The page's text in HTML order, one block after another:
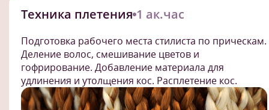
Техника плетения 1 ак.час
Подготовка рабочего места стилиста по прическам.
Деление волос, смешивание цветов и
гофрирование. Добавление материала для
удлинения и утолщения кос. Расплетение кос.